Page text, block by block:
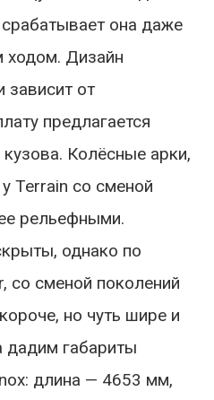
она даже
ходом. Дизайн
зависит от
предлагается
Колёсные арки,
Terrain со сменой
рельефными.
однако по
со сменой поколений
но чуть шире и
габариты
длина — 4653 мм,